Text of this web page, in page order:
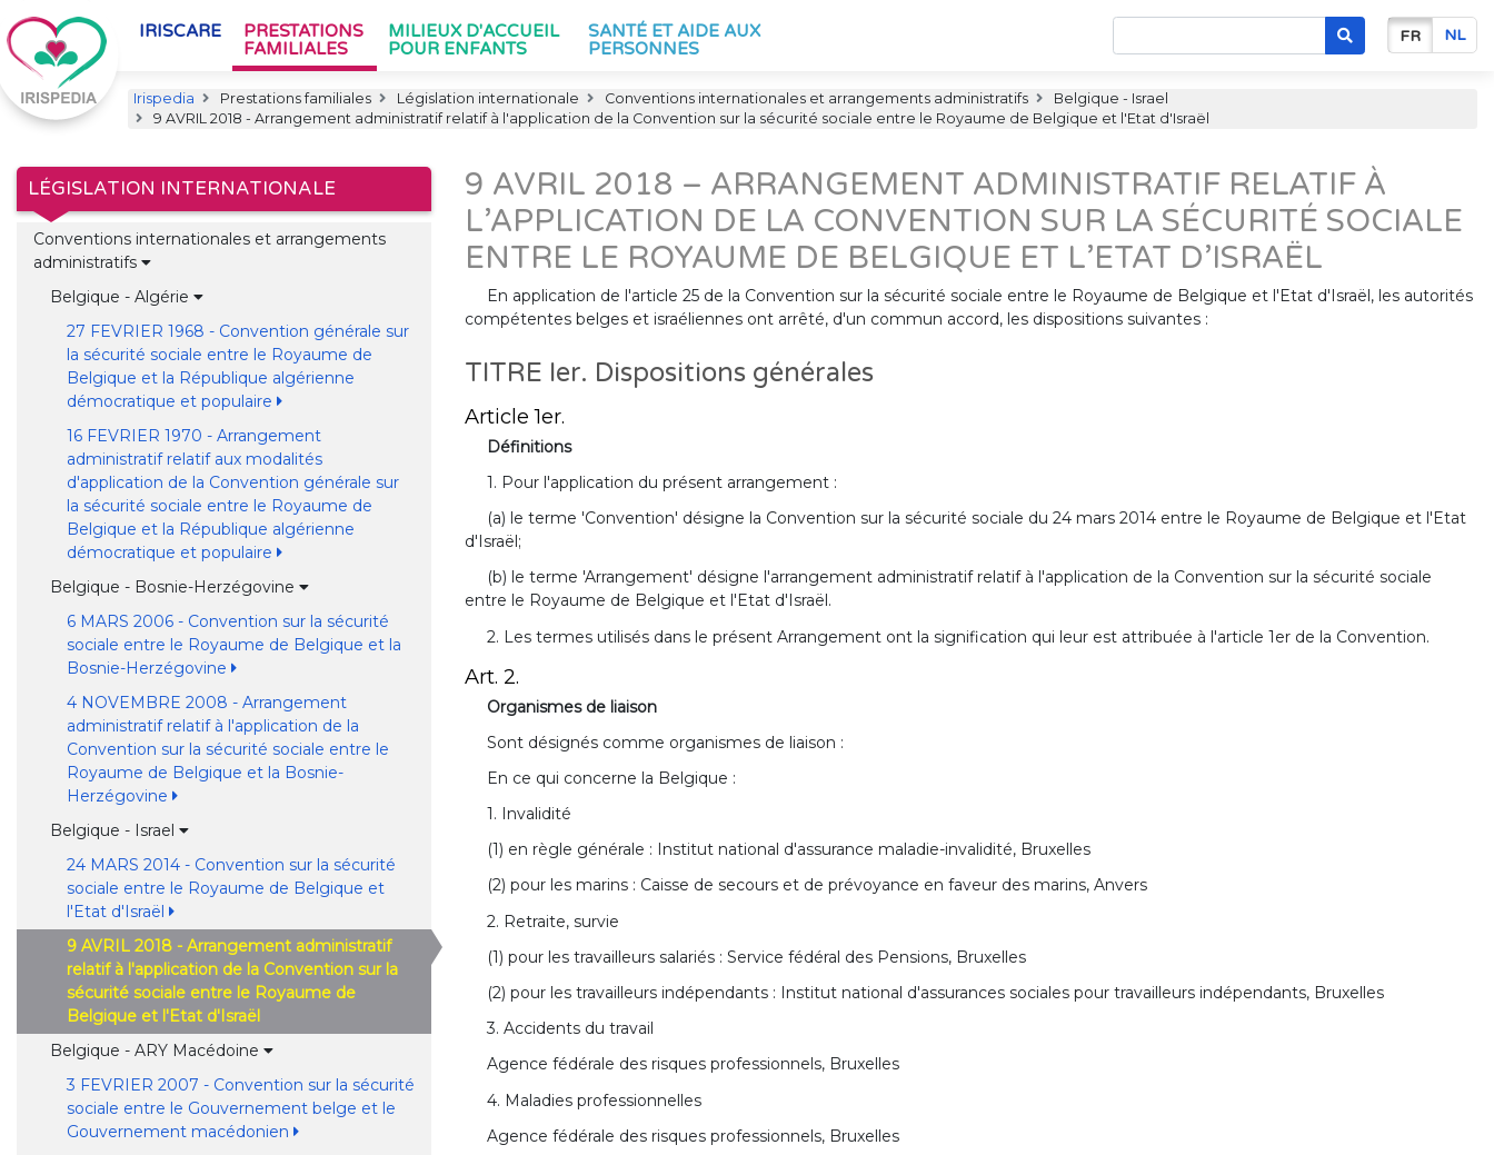
IRISCARE
PRESTATIONS
FAMILIALES
MILIEUX D'ACCUEIL
POUR ENFANTS
SANTÉ ET AIDE AUX
PERSONNES
FR NL
Irispedia Prestations familiales Législation internationale Conventions internationales et arrangements administratifs
Belgique - Israel
9 AVRIL 2018 - Arrangement administratif relatif à l'application de la Convention sur la sécurité sociale entre le Royaume de Belgique et l'Etat d'Israël
LÉGISLATION INTERNATIONALE
Conventions internationales et arrangements
administratifs
Belgique - Algérie
27 FEVRIER 1968 - Convention générale sur
la sécurité sociale entre le Royaume de
Belgique et la République algérienne
démocratique et populaire
16 FEVRIER 1970 - Arrangement
administratif relatif aux modalités
d'application de la Convention générale sur
la sécurité sociale entre le Royaume de
Belgique et la République algérienne
démocratique et populaire
Belgique - Bosnie-Herzégovine
6 MARS 2006 - Convention sur la sécurité
sociale entre le Royaume de Belgique et la
Bosnie-Herzégovine
4 NOVEMBRE 2008 - Arrangement
administratif relatif à l'application de la
Convention sur la sécurité sociale entre le
Royaume de Belgique et la Bosnie-
Herzégovine
Belgique - Israel
24 MARS 2014 - Convention sur la sécurité
sociale entre le Royaume de Belgique et
l'Etat d'Israël
9 AVRIL 2018 - Arrangement administratif
relatif à l'application de la Convention sur la
sécurité sociale entre le Royaume de
Belgique et l'Etat d'Israël
Belgique - ARY Macédoine
3 FEVRIER 2007 - Convention sur la sécurité
sociale entre le Gouvernement belge et le
Gouvernement macédonien
9 AVRIL 2018 – ARRANGEMENT ADMINISTRATIF RELATIF À
L’APPLICATION DE LA CONVENTION SUR LA SÉCURITÉ SOCIALE
ENTRE LE ROYAUME DE BELGIQUE ET L’ETAT D’ISRAËL
En application de l'article 25 de la Convention sur la sécurité sociale entre le Royaume de Belgique et l'Etat d'Israël, les autorités
compétentes belges et israéliennes ont arrêté, d'un commun accord, les dispositions suivantes :
TITRE Ier. Dispositions générales
Article 1er.
Définitions
1. Pour l'application du présent arrangement :
(a) le terme 'Convention' désigne la Convention sur la sécurité sociale du 24 mars 2014 entre le Royaume de Belgique et l'Etat
d'Israël;
(b) le terme 'Arrangement' désigne l'arrangement administratif relatif à l'application de la Convention sur la sécurité sociale
entre le Royaume de Belgique et l'Etat d'Israël.
2. Les termes utilisés dans le présent Arrangement ont la signification qui leur est attribuée à l'article 1er de la Convention.
Art. 2.
Organismes de liaison
Sont désignés comme organismes de liaison :
En ce qui concerne la Belgique :
1. Invalidité
(1) en règle générale : Institut national d'assurance maladie-invalidité, Bruxelles
(2) pour les marins : Caisse de secours et de prévoyance en faveur des marins, Anvers
2. Retraite, survie
(1) pour les travailleurs salariés : Service fédéral des Pensions, Bruxelles
(2) pour les travailleurs indépendants : Institut national d'assurances sociales pour travailleurs indépendants, Bruxelles
3. Accidents du travail
Agence fédérale des risques professionnels, Bruxelles
4. Maladies professionnelles
Agence fédérale des risques professionnels, Bruxelles